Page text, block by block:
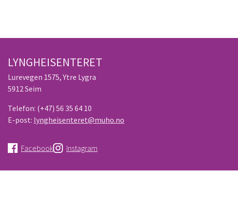
LYNGHEISENTERET
Lurevegen 1575, Ytre Lygra
5912 Seim
Telefon: (+47) 56 35 64 10
E-post: lyngheisenteret@muho.no
Facebook Instagram